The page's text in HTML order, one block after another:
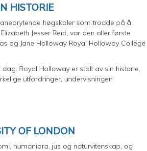
HISTORIE
høgskoler som trodde på å
Jesser Reid, var den aller første
og Jane Holloway Royal Holloway College
Royal Holloway er stolt av sin historie,
utfordringer, undervisningen
OF LONDON
humaniora, jus og naturvitenskap, og